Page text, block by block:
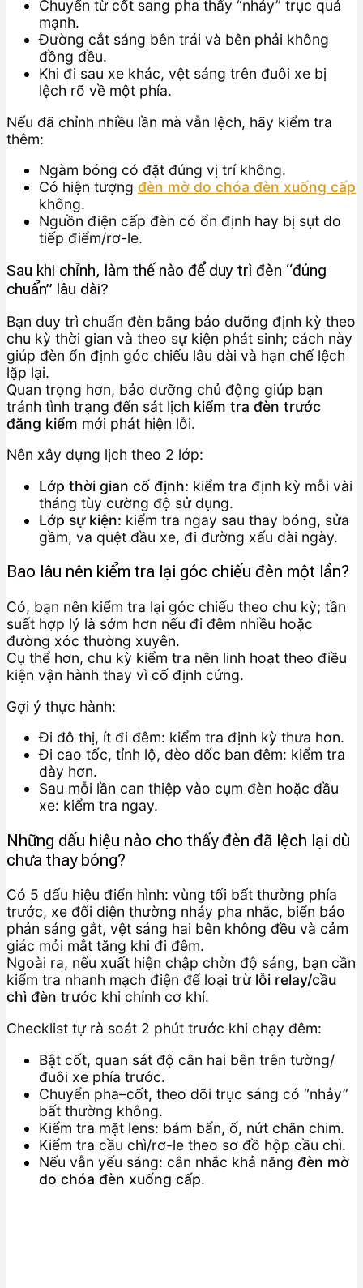
Chuyển từ cốt sang pha thấy “nhảy” trục quá
mạnh.
Đường cắt sáng bên trái và bên phải không
đồng đều.
Khi đi sau xe khác, vệt sáng trên đuôi xe bị
lệch rõ về một phía.
Nếu đã chỉnh nhiều lần mà vẫn lệch, hãy kiểm tra
thêm:
Ngàm bóng có đặt đúng vị trí không.
Có hiện tượng đèn mờ do chóa đèn xuống cấp
không.
Nguồn điện cấp đèn có ổn định hay bị sụt do
tiếp điểm/rơ-le.
Sau khi chỉnh, làm thế nào để duy trì đèn “đúng
chuẩn” lâu dài?
Bạn duy trì chuẩn đèn bằng bảo dưỡng định kỳ theo
chu kỳ thời gian và theo sự kiện phát sinh; cách này
giúp đèn ổn định góc chiếu lâu dài và hạn chế lệch
lặp lại.
Quan trọng hơn, bảo dưỡng chủ động giúp bạn
tránh tình trạng đến sát lịch kiểm tra đèn trước
đăng kiểm mới phát hiện lỗi.
Nên xây dựng lịch theo 2 lớp:
Lớp thời gian cố định: kiểm tra định kỳ mỗi vài
tháng tùy cường độ sử dụng.
Lớp sự kiện: kiểm tra ngay sau thay bóng, sửa
gầm, va quệt đầu xe, đi đường xấu dài ngày.
Bao lâu nên kiểm tra lại góc chiếu đèn một lần?
Có, bạn nên kiểm tra lại góc chiếu theo chu kỳ; tần
suất hợp lý là sớm hơn nếu đi đêm nhiều hoặc
đường xóc thường xuyên.
Cụ thể hơn, chu kỳ kiểm tra nên linh hoạt theo điều
kiện vận hành thay vì cố định cứng.
Gợi ý thực hành:
Đi đô thị, ít đi đêm: kiểm tra định kỳ thưa hơn.
Đi cao tốc, tỉnh lộ, đèo dốc ban đêm: kiểm tra
dày hơn.
Sau mỗi lần can thiệp vào cụm đèn hoặc đầu
xe: kiểm tra ngay.
Những dấu hiệu nào cho thấy đèn đã lệch lại dù
chưa thay bóng?
Có 5 dấu hiệu điển hình: vùng tối bất thường phía
trước, xe đối diện thường nháy pha nhắc, biển báo
phản sáng gắt, vệt sáng hai bên không đều và cảm
giác mỏi mắt tăng khi đi đêm.
Ngoài ra, nếu xuất hiện chập chờn độ sáng, bạn cần
kiểm tra nhanh mạch điện để loại trừ lỗi relay/cầu
chì đèn trước khi chỉnh cơ khí.
Checklist tự rà soát 2 phút trước khi chạy đêm:
Bật cốt, quan sát độ cân hai bên trên tường/
đuôi xe phía trước.
Chuyển pha–cốt, theo dõi trục sáng có “nhảy”
bất thường không.
Kiểm tra mặt lens: bám bẩn, ố, nứt chân chim.
Kiểm tra cầu chì/rơ-le theo sơ đồ hộp cầu chì.
Nếu vẫn yếu sáng: cân nhắc khả năng đèn mờ
do chóa đèn xuống cấp.